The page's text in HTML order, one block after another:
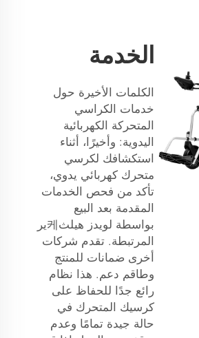
الخدمة
الكلمات الأخيرة حول
خدمات الكراسي
المتحركة الكهربائية
اليدوية: وأخيرًا، أثناء
استكشافك لكرسي
متحرك كهربائي يدوي،
تأكد من فحص الخدمات
المقدمة بعد البيع
بواسطة لويدز هيلث케ير
المرتبطة. تقدم شركات
أخرى ضمانات للمنتج
وطاقم دعم. هذا نظام
رائع جدًا للحفاظ على
كرسيك المتحرك في
حالة جيدة تمامًا وعدم